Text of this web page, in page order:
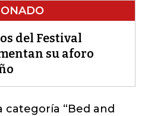
del Festival
su aforo
categoría “Bed and